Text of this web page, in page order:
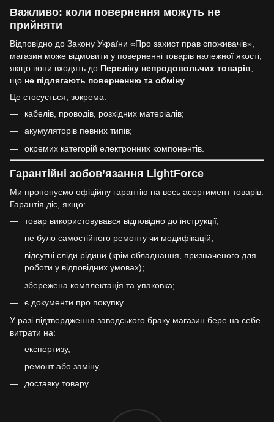
Важливо: коли повернення можуть не
прийняти
Відповідно до Закону України «Про захист прав споживачів»,
магазин може відмовити у поверненні товарів належної якості,
якщо вони входять до Переліку непродовольчих товарів
що не підлягають поверненню та обміну
Це стосується, зокрема:
кабелів, проводів, розхідних матеріалів;
акумуляторів певних типів;
окремих категорій електронних компонентів.
Гарантійні зобов’язання LightForce
Ми пропонуємо офіційну гарантію на весь асортимент товарів.
Гарантія діє, якщо:
товар використовувався відповідно до інструкції;
не було самостійного ремонту чи модифікацій;
відсутні сліди рідини (крім обладнання, призначеного для
роботи у відповідних умовах);
збережена комплектація та упаковка;
є документи про покупку.
У разі підтвердження заводського браку магазин бере на себе
витрати на:
експертизу,
ремонт або заміну,
доставку товару.